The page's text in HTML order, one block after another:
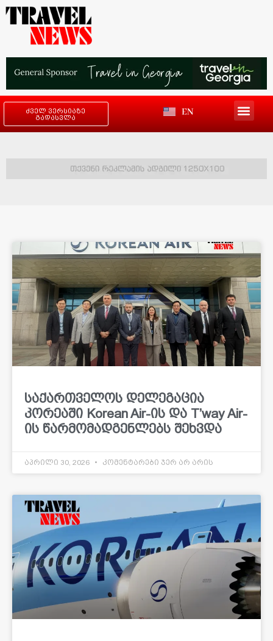
ძველ ვერსიაზე
გადასვლა
EN
საქართველოს დელეგაცია
კორეაში Korean Air-ის და T’way Air-
ის წარმომადგენლებს შეხვდა
აპრილი 30, 2026 კომენტარები ჯერ არ არის